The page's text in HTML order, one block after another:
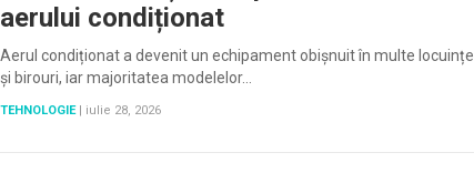
aerului condiționat
Aerul condiționat a devenit un echipament obișnuit în multe locuințe
și birouri, iar majoritatea modelelor…
TEHNOLOGIE | iulie 28, 2026